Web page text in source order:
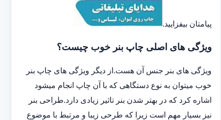
پیامتان بیفزایید.
ویژگی های اصلی چاپ بنر خوب چیست؟
ویژگی های بنر جنس آن هست.از دیگر ویژگی های چاپ بنر
خوب میتوان به نوع دستگاهی که با آن چاپ انجام میشود
اشاره کرد که در بهتر شدن بنر تاثیر زیادی دارد.طراحی بنر
نیز بسیار مهم است زیرا که طرحی زیبا و مرتبط با موضوع